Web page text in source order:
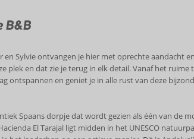
B&B
en Sylvie ontvangen je hier met oprechte aandacht
plek en dat zie je terug in elk detail. Vanaf het
ontspannen en geniet je in alle rust van deze
Spaans dorpje dat wordt gezien als één van de
El Tarajal ligt midden in het UNESCO